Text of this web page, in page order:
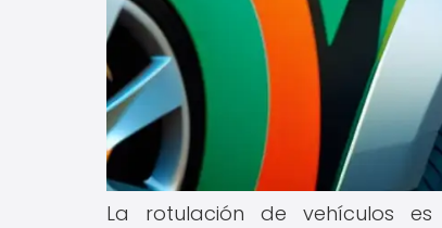
La rotulación de vehículos